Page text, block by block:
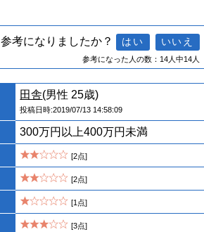
参考になりましたか？
参考になった人の数：14人中14人
田舎(男性 25歳)
投稿日時:2019/07/13 14:58:09
300万円以上400万円未満
[2点]
[2点]
[1点]
[3点]